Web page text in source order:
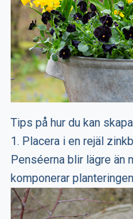
Tips på hur du kan
1. Placera i en rejäl
Penséerna blir lägre än
komponerar